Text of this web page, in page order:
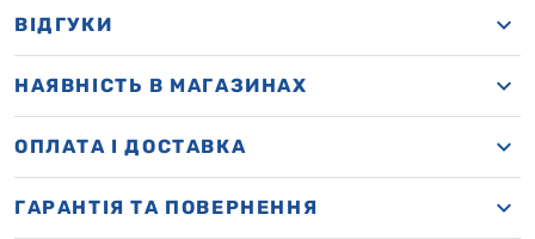
ВІДГУКИ
НАЯВНІСТЬ В МАГАЗИНАХ
OПЛАТА І ДОСТАВКА
ГАРАНТІЯ ТА ПОВЕРНЕННЯ